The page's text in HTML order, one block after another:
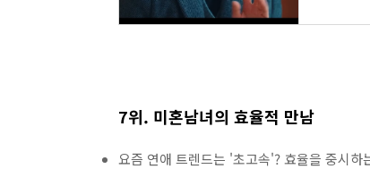
7위. 미혼남녀의 효율적 만남
요즘 연애 트렌드는 '초고속'? 효율을 중시